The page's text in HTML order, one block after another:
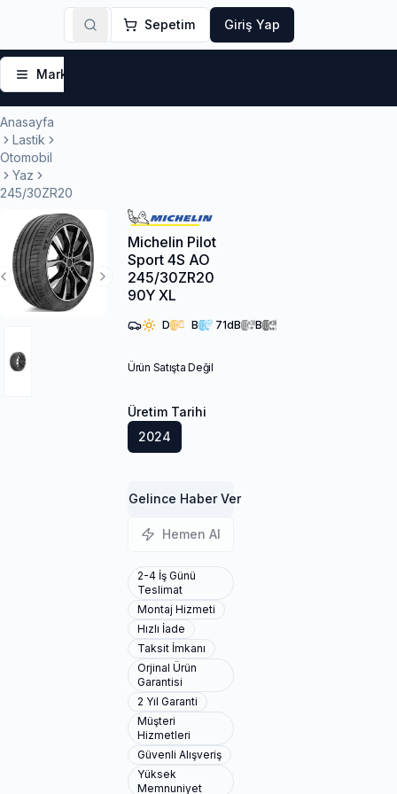
Sepetim Giriş Yap
Markalar
Anasayfa
Lastik
Otomobil
Yaz
245/30ZR20
Next Slide
Previous Slide
Michelin Pilot
Sport 4S AO
245/30ZR20
90Y XL
D B 71dB B
Ürün Satışta Değil
Üretim Tarihi
2024
Gelince Haber Ver
Hemen Al
2-4 İş Günü
Teslimat
Montaj Hizmeti
Hızlı İade
Taksit İmkanı
Orjinal Ürün
Garantisi
2 Yıl Garanti
Müşteri
Hizmetleri
Güvenli Alışveriş
Yüksek
Memnuniyet